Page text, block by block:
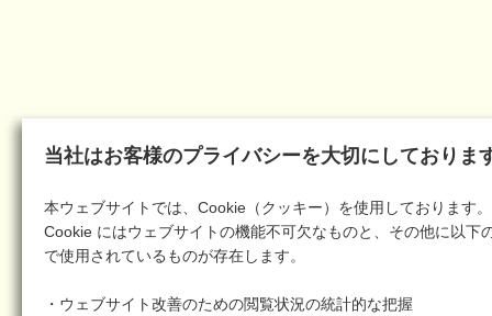
当社はお客様のプライバシーを大切にしておりま
本ウェブサイトでは、Cookie（クッキー）を使用しております。
Cookie にはウェブサイトの機能不可欠なものと、その他に以下
で使用されているものが存在します。
・ウェブサイト改善のための閲覧状況の統計的な把握